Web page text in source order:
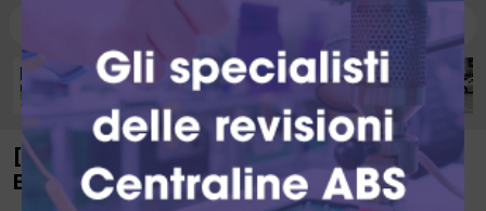
[Ford Kuga 09/2018 1498cc M8MD 110Kw
Benzina] Distribuzione Kuga